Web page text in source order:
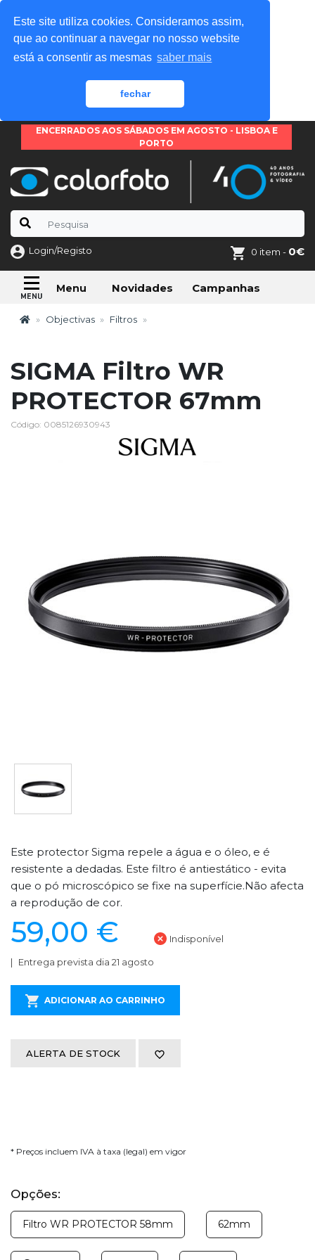
Este site utiliza cookies. Consideramos assim,
que ao continuar a navegar no nosso website
está a consentir as mesmas saber mais
fechar
ENCERRADOS AOS SÁBADOS EM AGOSTO - LISBOA E
PORTO
Login/Registo 0 item - 0€
Menu Novidades Campanhas
Objectivas Filtros
SIGMA Filtro WR
PROTECTOR 67mm
Código: 0085126930943
Este protector Sigma repele a água e o óleo, e é
resistente a dedadas. Este filtro é antiestático - evita
que o pó microscópico se fixe na superfície.Não afecta
a reprodução de cor.
59,00 € Indisponível
Entrega prevista dia 21 agosto
ADICIONAR AO CARRINHO
ALERTA DE STOCK
* Preços incluem IVA à taxa (legal) em vigor
Opções:
Filtro WR PROTECTOR 58mm 62mm